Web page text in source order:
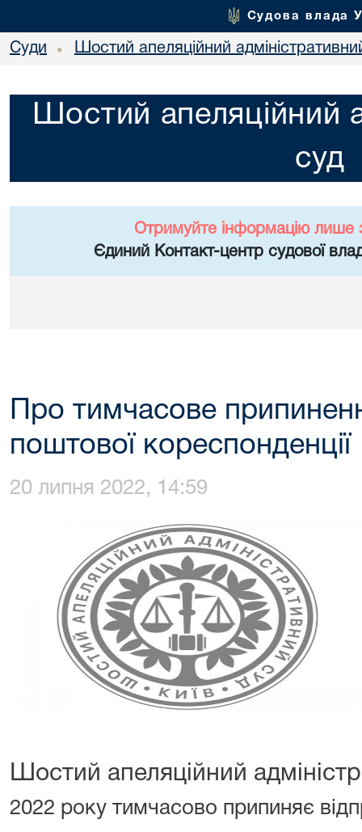
Судова влада
Суди • Шостий апеляційний
Шостий апеляційний
суд
Отримуйте інформацію лише
Єдиний Контакт-центр судової
Про тимчасове
поштової кореспонденції
20 липня 2022, 14:59
Шостий апеляційний
2022 року тимчасово припиняє